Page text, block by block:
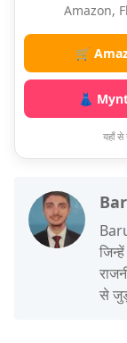
Amazon,
🛒
👗
यहाँ से
से